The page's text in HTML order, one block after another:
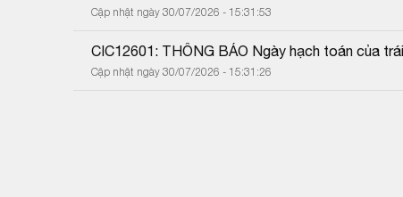
Cập nhật ngày 30/07/2026 - 15:31:53
CIC12601: THÔNG BÁO Ngày hạch toán của
Cập nhật ngày 30/07/2026 - 15:31:26